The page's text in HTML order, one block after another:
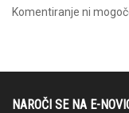
Komentiranje ni
NAROČI SE NA E-